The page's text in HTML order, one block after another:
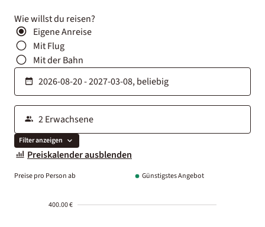
Wie willst du reisen?
Eigene Anreise
Mit Flug
Mit der Bahn
Filter anzeigen
Preiskalender ausblenden
Preise pro Person ab Günstigstes Angebot
400.00 €